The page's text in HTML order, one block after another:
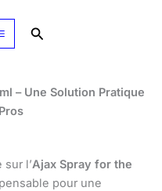
Rechercher
– Une Solution Pratique
l’Ajax Spray for the
pour une